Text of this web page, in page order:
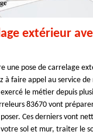
extérieur
une pose de carrelage
à faire appel au service
le métier depuis
83670 vont
Ces derniers vont
sol et mur, traiter le